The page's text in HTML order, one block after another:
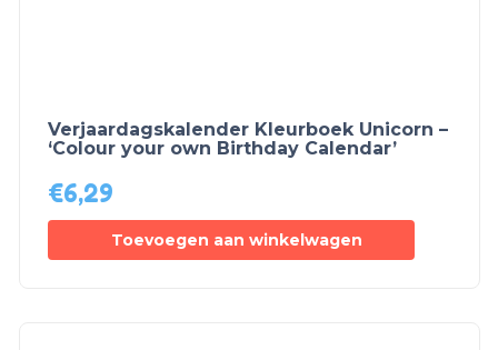
Verjaardagskalender Kleurboek Unicorn –
‘Colour your own Birthday Calendar’
€6,29
Toevoegen aan winkelwagen